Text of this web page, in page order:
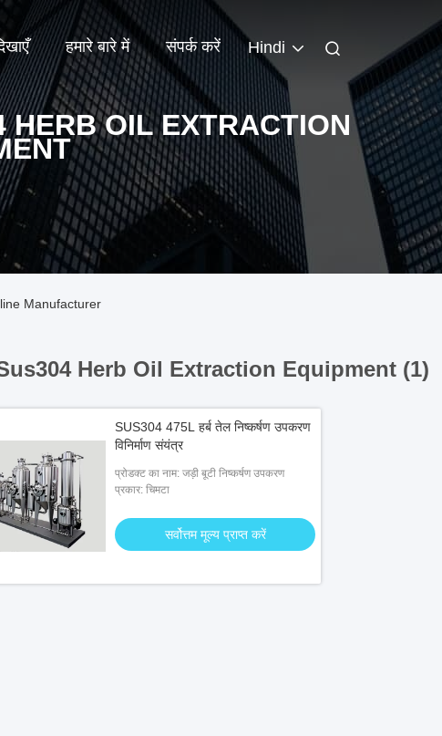
हमारे बारे में संपर्क करें Hindi
HERB OIL EXTRACTION
Manufacturer
Herb Oil Extraction Equipment (1)
SUS304 475L हर्ब तेल निष्कर्षण उपकरण
विनिर्माण संयंत्र
प्रोडक्ट का नाम: जड़ी बूटी निष्कर्षण उपकरण
प्रकार: चिमटा
सर्वोत्तम मूल्य प्राप्त करें